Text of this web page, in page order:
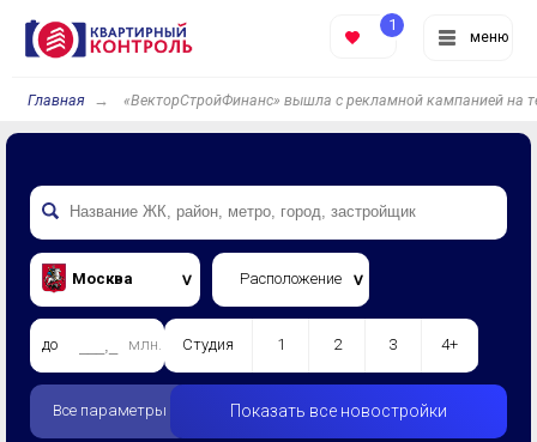
меню
1
Главная «ВекторСтройФинанс» вышла с рекламной кампанией на
Москва Расположение
до млн. Студия 1 2 3 4+
Все параметры Показать все новостройки